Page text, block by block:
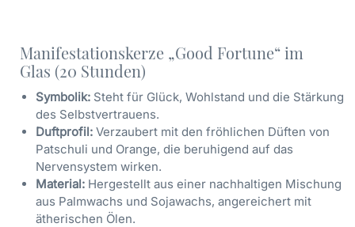
Manifestationskerze „Good Fortune“ im
Glas (20 Stunden)
Symbolik: Steht für Glück, Wohlstand und die Stärkung
des Selbstvertrauens.
Duftprofil: Verzaubert mit den fröhlichen Düften von
Patschuli und Orange, die beruhigend auf das
Nervensystem wirken.
Material: Hergestellt aus einer nachhaltigen Mischung
aus Palmwachs und Sojawachs, angereichert mit
ätherischen Ölen.